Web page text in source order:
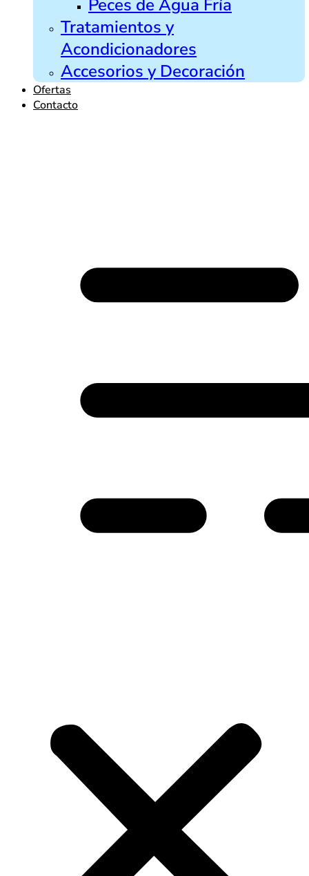
Peces de Agua Fría
Tratamientos y
Acondicionadores
Accesorios y Decoración
Ofertas
Contacto